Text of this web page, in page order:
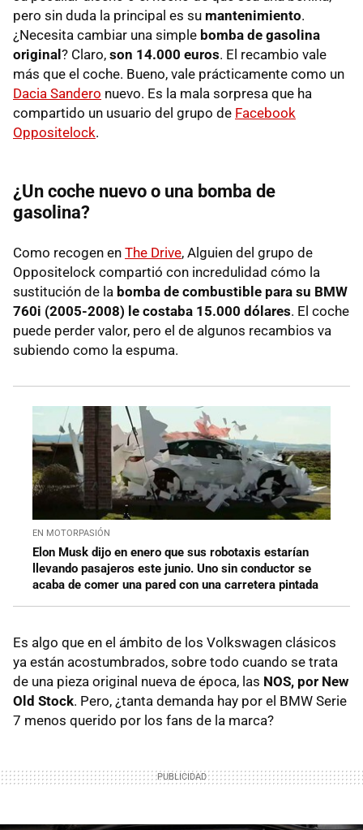
pero sin duda la principal es su mantenimiento.
¿Necesita cambiar una simple bomba de gasolina
original? Claro, son 14.000 euros. El recambio vale
más que el coche. Bueno, vale prácticamente como un
Dacia Sandero nuevo. Es la mala sorpresa que ha
compartido un usuario del grupo de Facebook
Oppositelock.
¿Un coche nuevo o una bomba de
gasolina?
Como recogen en The Drive, Alguien del grupo de
Oppositelock compartió con incredulidad cómo la
sustitución de la bomba de combustible para su BMW
760i (2005-2008) le costaba 15.000 dólares. El coche
puede perder valor, pero el de algunos recambios va
subiendo como la espuma.
EN MOTORPASIÓN
Elon Musk dijo en enero que sus robotaxis estarían
llevando pasajeros este junio. Uno sin conductor se
acaba de comer una pared con una carretera pintada
Es algo que en el ámbito de los Volkswagen clásicos
ya están acostumbrados, sobre todo cuando se trata
de una pieza original nueva de época, las NOS, por New
Old Stock. Pero, ¿tanta demanda hay por el BMW Serie
7 menos querido por los fans de la marca?